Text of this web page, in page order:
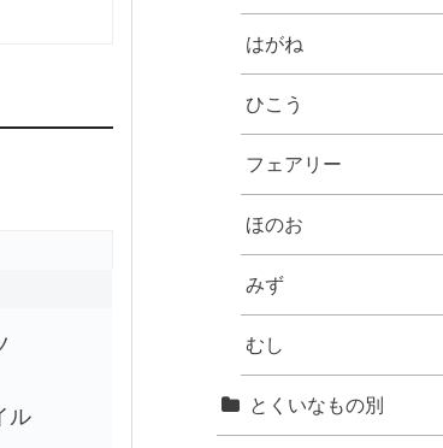
ル
はがね
ひこう
フェアリー
ほのお
みず
むし
とくいなもの別